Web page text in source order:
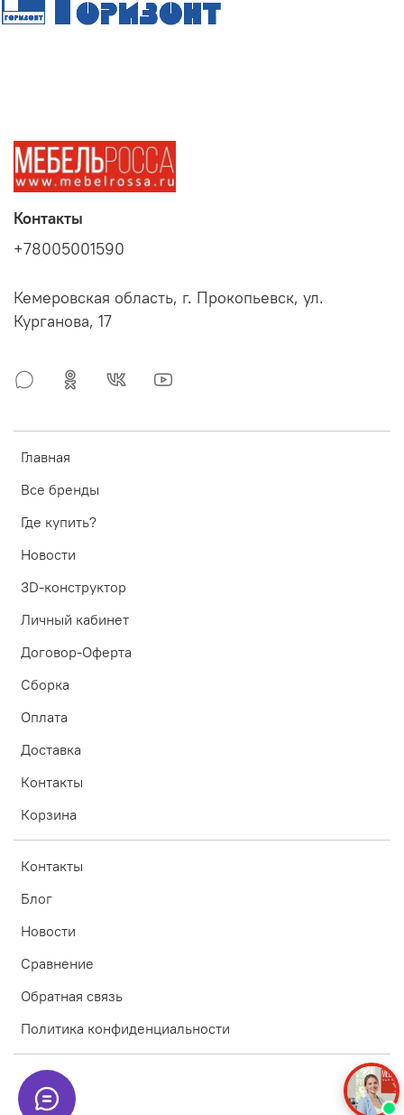
Главная
Все бренды
Где купить?
Новости
3D-конструктор
Личный кабинет
Договор-Оферта
Сборка
Оплата
Доставка
Контакты
Корзина
Контакты
Блог
Новости
Сравнение
Обратная связь
Политика конфиденциальности
Контакты
+78005001590
Кемеровская область, г. Прокопьевск, ул.
Курганова, 17